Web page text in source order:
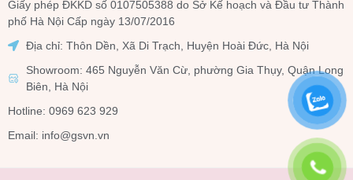
Giấy phép ĐKKD số 0107505388 do Sở Kế hoạch và Đầu tư Thành
phố Hà Nội Cấp ngày 13/07/2016
Địa chỉ: Thôn Dền, Xã Di Trạch, Huyện Hoài Đức, Hà Nội
Showroom: 465 Nguyễn Văn Cừ, phường Gia Thụy, Quận Long
Biên, Hà Nội
Hotline: 0969 623 929
Email: info@gsvn.vn